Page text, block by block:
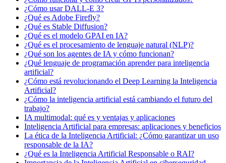
¿Cómo usar DALL-E 3?
¿Qué es Adobe Firefly?
¿Qué es Stable Diffusion?
¿Qué es el modelo GPAI en IA?
¿Qué es el procesamiento de lenguaje natural (NLP)?
¿Qué son los agentes de IA y cómo funcionan?
¿Qué lenguaje de programación aprender para inteligencia
artificial?
¿Cómo está revolucionando el Deep Learning la Inteligencia
Artificial?
¿Cómo la inteligencia artificial está cambiando el futuro del
trabajo?
IA multimodal: qué es y ventajas y aplicaciones
Inteligencia Artificial para empresas: aplicaciones y beneficios
La ética de la Inteligencia Artificial: ¿Cómo garantizar un uso
responsable de la IA?
¿Qué es la Inteligencia Artificial Responsable o RAI?